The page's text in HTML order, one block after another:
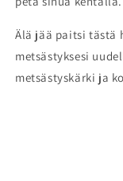
Älä jää paitsi tästä
metsästyksesi
metsästyskärki ja